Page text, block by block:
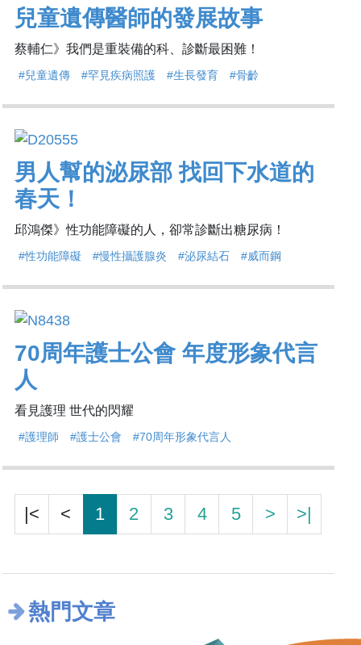
兒童遺傳醫師的發展故事
蔡輔仁》我們是重裝備的科、診斷最困難！
#兒童遺傳 #罕見疾病照護 #生長發育 #骨齡
男人幫的泌尿部 找回下水道的
春天！
邱鴻傑》性功能障礙的人，卻常診斷出糖尿病！
#性功能障礙 #慢性攝護腺炎 #泌尿結石 #威而鋼
70周年護士公會 年度形象代言
人
看見護理 世代的閃耀
#護理師 #護士公會 #70周年形象代言人
|< < 1 2 3 4 5 > >|
熱門文章